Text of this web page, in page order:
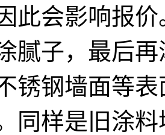
此会影响报
腻子，最后
锈钢墙面等
同样是旧涂